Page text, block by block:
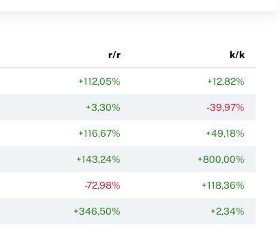
r/r k/k
+112,05% +12,82%
+3,30% -39,97%
+116,67% +49,18%
+143,24% +800,00%
-72,98% +118,36%
+346,50% +2,34%